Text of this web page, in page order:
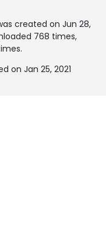
created on Jun 28,
768 times,
on Jan 25, 2021